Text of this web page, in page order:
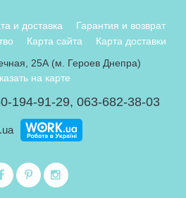
и доставка
Гарантия и возврат
Карта сайта
Карта доставки
25А (м. Героев Днепра)
на карте
194-91-29, 063-682-38-03